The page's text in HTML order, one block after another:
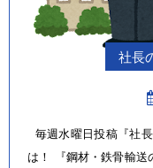
社長
毎週水曜日投稿『社
は！ 『鋼材・鉄骨輸送